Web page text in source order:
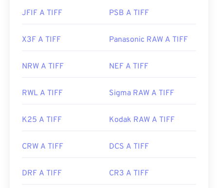
JFIF A TIFF PSB A TIFF
X3F A TIFF Panasonic RAW A TIFF
NRW A TIFF NEF A TIFF
RWL A TIFF Sigma RAW A TIFF
K25 A TIFF Kodak RAW A TIFF
CRW A TIFF DCS A TIFF
DRF A TIFF CR3 A TIFF